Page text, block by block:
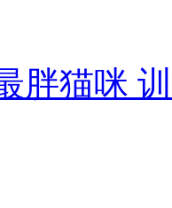
胖猫咪